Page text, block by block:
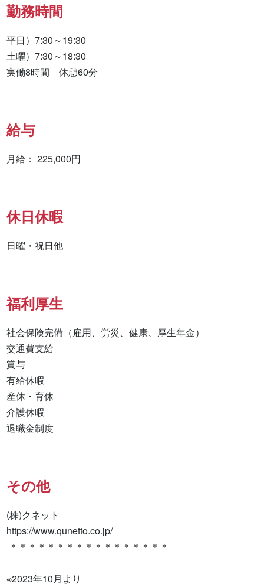
勤務時間
平日）7:30～19:30
土曜）7:30～18:30
実働8時間　休憩60分
給与
月給： 225,000円
休日休暇
日曜・祝日他
福利厚生
社会保険完備（雇用、労災、健康、厚生年金）
交通費支給
賞与
有給休暇
産休・育休
介護休暇
退職金制度
その他
(株)クネット
https://www.qunetto.co.jp/
※2023年10月より